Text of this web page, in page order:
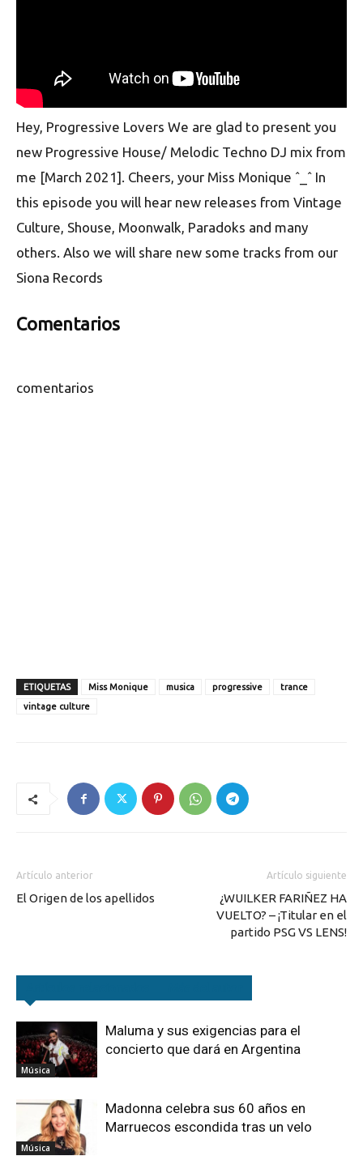
Hey, Progressive Lovers We are glad to present you
new Progressive House/ Melodic Techno DJ mix from
me [March 2021]. Cheers, your Miss Monique ˆ_ˆ In
this episode you will hear new releases from Vintage
Culture, Shouse, Moonwalk, Paradoks and many
others. Also we will share new some tracks from our
Siona Records
Comentarios
comentarios
ETIQUETAS Miss Monique musica progressive
trance
vintage culture
Artículo anterior
El Origen de los apellidos
Artículo siguiente
¿WUILKER FARIÑEZ HA
VUELTO? – ¡Titular en el
partido PSG VS LENS!
Música
Maluma y sus exigencias para el
concierto que dará en Argentina
Música
Madonna celebra sus 60 años en
Marruecos escondida tras un velo